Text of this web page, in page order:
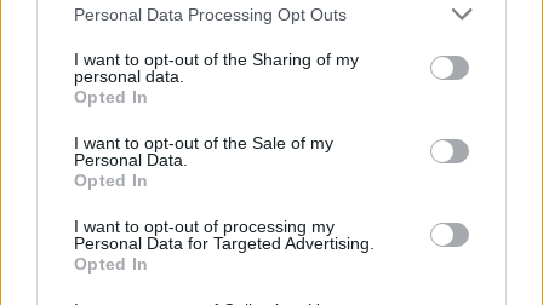
Personal Data Processing Opt Outs
I want to opt-out of the Sharing of my
personal data.
Opted In
I want to opt-out of the Sale of my
Personal Data.
Opted In
I want to opt-out of processing my
Personal Data for Targeted Advertising.
Opted In
08:49
Σάββατο στο γραφείο για να μην περιμένουν οι πολίτες
Κορυφώνεται η έξοδος των αδειούχων του Αυγούστου
Μαύρη Θάλασσα: Η εμπορική ναυτιλία στην πρώτη
γραμμή ενός ακήρυχτου πολέμου